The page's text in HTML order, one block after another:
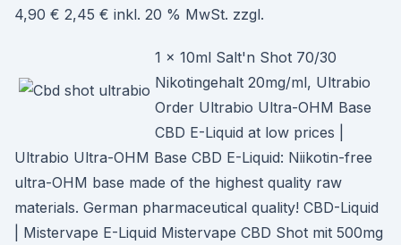
4,90 € 2,45 € inkl. 20 % MwSt. zzgl.
1 x 10ml Salt'n Shot 70/30
Nikotingehalt 20mg/ml, Ultrabio
Order Ultrabio Ultra-OHM Base
CBD E-Liquid at low prices |
Ultrabio Ultra-OHM Base CBD E-Liquid: Niikotin-free
ultra-OHM base made of the highest quality raw
materials. German pharmaceutical quality! CBD-Liquid
| Mistervape E-Liquid Mistervape CBD Shot mit 500mg